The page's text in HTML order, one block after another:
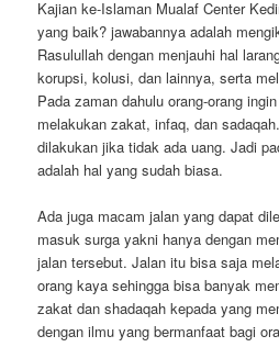
Kajian ke-Islaman Mualaf Center
yang baik? jawabannya adalah
Rasulullah dengan menjauhi hal
korupsi, kolusi, dan lainnya, serta
Pada zaman dahulu orang-orang
melakukan zakat, infaq, dan
dilakukan jika tidak ada uang. Jadi
adalah hal yang sudah biasa.
Ada juga macam jalan yang dapat
masuk surga yakni hanya dengan
jalan tersebut. Jalan itu bisa saja
orang kaya sehingga bisa banyak
zakat dan shadaqah kepada yang
dengan ilmu yang bermanfaat bagi